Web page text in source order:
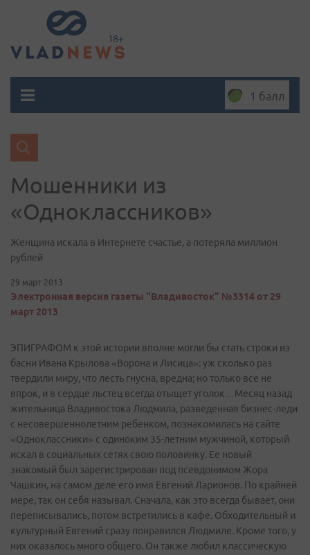
1 балл
Мошенники из
«Одноклассников»
Женщина искала в Интернете счастье, а потеряла миллион
рублей
29 март 2013
Электронная версия газеты "Владивосток" №3314 от 29
март 2013
ЭПИГРАФОМ к этой истории вполне могли бы стать строки из
басни Ивана Крылова «Ворона и Лисица»: уж сколько раз
твердили миру, что лесть гнусна, вредна; но только все не
впрок, и в сердце льстец всегда отыщет уголок…Месяц назад
жительница Владивостока Людмила, разведенная бизнес-леди
с несовершеннолетним ребенком, познакомилась на сайте
«Одноклассники» с одиноким 35-летним мужчиной, который
искал в социальных сетях свою половинку. Ее новый
знакомый был зарегистрирован под псевдонимом Жора
Чашкин, на самом деле его имя Евгений Ларионов. По крайней
мере, так он себя называл. Сначала, как это всегда бывает, они
переписывались, потом встретились в кафе. Обходительный и
культурный Евгений сразу понравился Людмиле. Кроме того, у
них оказалось много общего. Он также любил классическую